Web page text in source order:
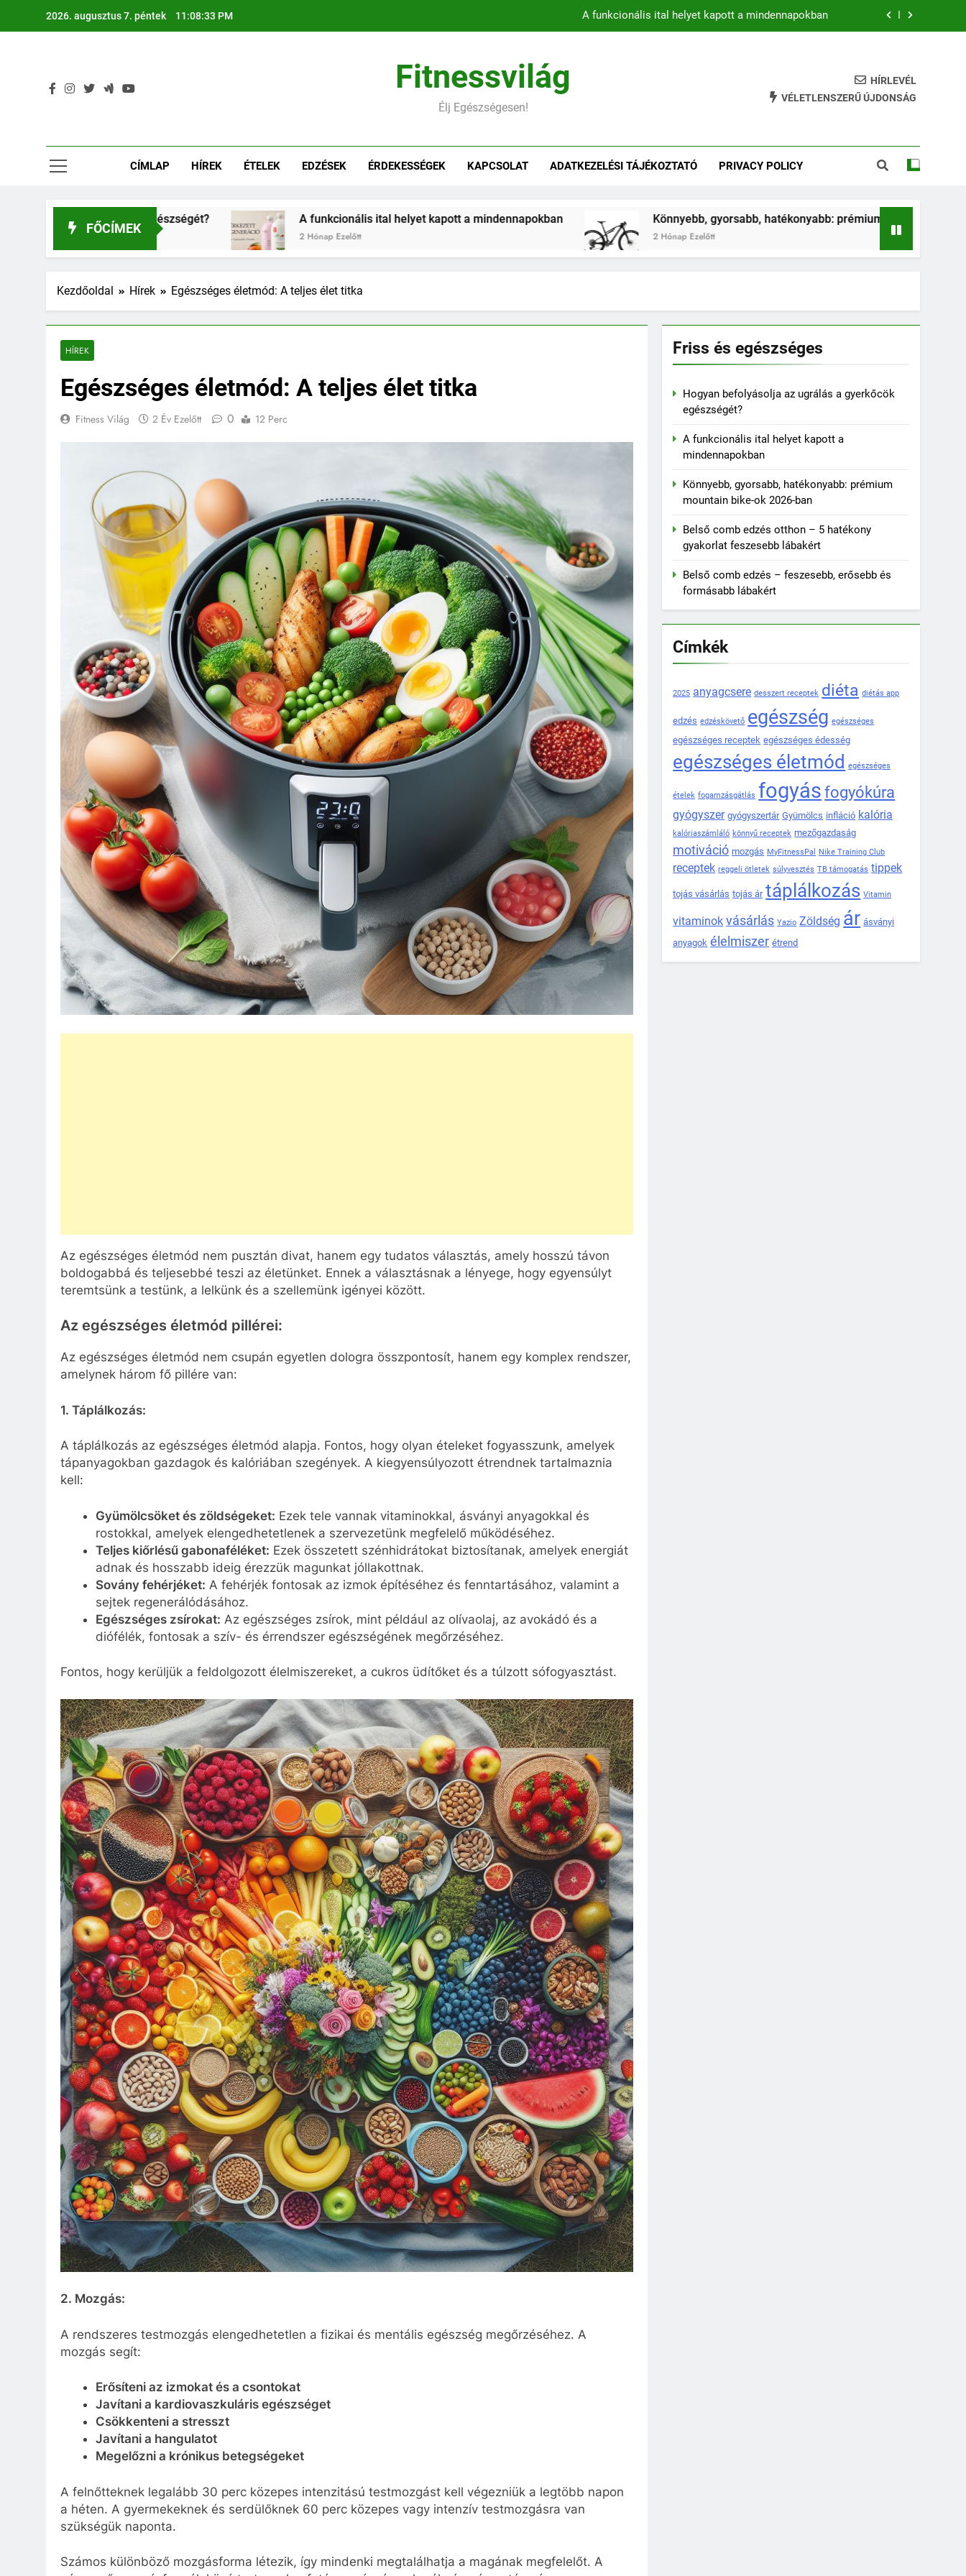
2026. augusztus 7. péntek 11:08:35 PM A funkcionális ital helyet kapott a mindennapokban
Belső comb edzés otthon – 5 hatékony gyakorlat feszesebb lábakért
Könnyebb, gyorsabb, hatékonyabb: prémium mountain bike-ok 2026-ban
Fitnessvilág
Élj Egészségesen!
HÍRLEVÉL
VÉLETLENSZERŰ ÚJDONSÁG
CÍMLAP HÍREK ÉTELEK EDZÉSEK ÉRDEKESSÉGEK KAPCSOLAT ADATKEZELÉSI TÁJÉKOZTATÓ PRIVACY POLICY
FŐCÍMEK
egészségét? A funkcionális ital helyet kapott a mindennapokban
2 Hónap Ezelőtt
Könnyebb, gyorsabb, hatékonyabb: prémium mountain bike-ok 2026-ban
2 Hónap Ezelőtt
Kezdőoldal Hírek Egészséges életmód: A teljes élet titka
HÍREK
Egészséges életmód: A teljes élet titka
Fitness Világ 2 Év Ezelőtt 0 12 Perc
Az egészséges életmód nem pusztán divat, hanem egy tudatos választás, amely hosszú távon
boldogabbá és teljesebbé teszi az életünket. Ennek a választásnak a lényege, hogy egyensúlyt
teremtsünk a testünk, a lelkünk és a szellemünk igényei között.
Az egészséges életmód pillérei:
Az egészséges életmód nem csupán egyetlen dologra összpontosít, hanem egy komplex rendszer,
amelynek három fő pillére van:
1. Táplálkozás:
A táplálkozás az egészséges életmód alapja. Fontos, hogy olyan ételeket fogyasszunk, amelyek
tápanyagokban gazdagok és kalóriában szegények. A kiegyensúlyozott étrendnek tartalmaznia
kell:
Gyümölcsöket és zöldségeket: Ezek tele vannak vitaminokkal, ásványi anyagokkal és
rostokkal, amelyek elengedhetetlenek a szervezetünk megfelelő működéséhez.
Teljes kiőrlésű gabonaféléket: Ezek összetett szénhidrátokat biztosítanak, amelyek energiát
adnak és hosszabb ideig érezzük magunkat jóllakottnak.
Sovány fehérjéket: A fehérjék fontosak az izmok építéséhez és fenntartásához, valamint a
sejtek regenerálódásához.
Egészséges zsírokat: Az egészséges zsírok, mint például az olívaolaj, az avokádó és a
diófélék, fontosak a szív- és érrendszer egészségének megőrzéséhez.
Fontos, hogy kerüljük a feldolgozott élelmiszereket, a cukros üdítőket és a túlzott sófogyasztást.
2. Mozgás:
A rendszeres testmozgás elengedhetetlen a fizikai és mentális egészség megőrzéséhez. A
mozgás segít:
Erősíteni az izmokat és a csontokat
Javítani a kardiovaszkuláris egészséget
Csökkenteni a stresszt
Javítani a hangulatot
Megelőzni a krónikus betegségeket
A felnőtteknek legalább 30 perc közepes intenzitású testmozgást kell végezniük a legtöbb napon
a héten. A gyermekeknek és serdülőknek 60 perc közepes vagy intenzív testmozgásra van
szükségük naponta.
Számos különböző mozgásforma létezik, így mindenki megtalálhatja a magának megfelelőt. A
Friss és egészséges
Hogyan befolyásolja az ugrálás a gyerkőcök
egészségét?
A funkcionális ital helyet kapott a
mindennapokban
Könnyebb, gyorsabb, hatékonyabb: prémium
mountain bike-ok 2026-ban
Belső comb edzés otthon – 5 hatékony
gyakorlat feszesebb lábakért
Belső comb edzés – feszesebb, erősebb és
formásabb lábakért
Címkék
2025 anyagcsere desszert receptek diéta diétás app
edzés edzéskövető egészség egészséges
egészséges receptek egészséges édesség
egészséges életmód egészséges
ételek fogamzásgátlás fogyás fogyókúra
gyógyszer gyógyszertár Gyümölcs infláció kalória
kalóriaszámláló könnyű receptek mezőgazdaság
motiváció mozgás MyFitnessPal Nike Training Club
receptek reggeli ötletek súlyvesztés TB támogatás tippek
tojás vásárlás tojás ár táplálkozás Vitamin
vitaminok vásárlás Yazio Zöldség ár ásványi
anyagok élelmiszer étrend